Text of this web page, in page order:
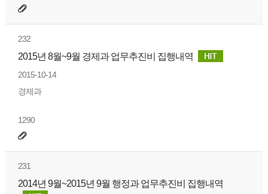
232
2015년 8월~9월 경제과 업무추진비 집행내역
2015-10-14
경제과
1290
231
2014년 9월~2015년 9월 행정과 업무추진비 집행내역